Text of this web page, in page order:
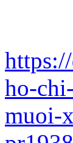
ho-
muoi-